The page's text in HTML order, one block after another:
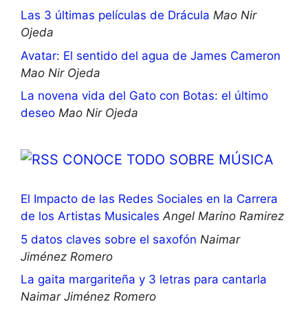
Las 3 últimas películas de Drácula Mao Nir
Ojeda
Avatar: El sentido del agua de James Cameron
Mao Nir Ojeda
La novena vida del Gato con Botas: el último
deseo Mao Nir Ojeda
CONOCE TODO SOBRE MÚSICA
El Impacto de las Redes Sociales en la Carrera
de los Artistas Musicales Angel Marino Ramirez
5 datos claves sobre el saxofón Naimar
Jiménez Romero
La gaita margariteña y 3 letras para cantarla
Naimar Jiménez Romero